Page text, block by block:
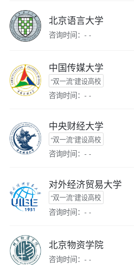
北京语言大学
咨询时间：- -
中国传媒大学
“双一流”建设高校
咨询时间：- -
中央财经大学
“双一流”建设高校
咨询时间：- -
对外经济贸易大学
“双一流”建设高校
咨询时间：- -
北京物资学院
咨询时间：- -